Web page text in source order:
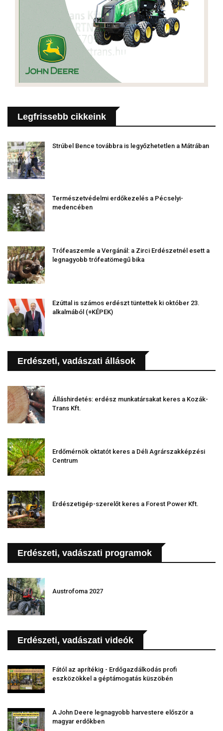
Legfrissebb cikkeink
Strúbel Bence továbbra is legyőzhetetlen a Mátrában
Természetvédelmi erdőkezelés a Pécselyi-
medencében
Trófeaszemle a Vergánál: a Zirci Erdészetnél esett a
legnagyobb trófeatömegű bika
Ezúttal is számos erdészt tüntettek ki október 23.
alkalmából (+KÉPEK)
Erdészeti, vadászati állások
Álláshirdetés: erdész munkatársakat keres a Kozák-
Trans Kft.
Erdőmérnök oktatót keres a Déli Agrárszakképzési
Centrum
Erdészetigép-szerelőt keres a Forest Power Kft.
Erdészeti, vadászati programok
Austrofoma 2027
Erdészeti, vadászati videók
Fától az aprítékig - Erdőgazdálkodás profi
eszközökkel a géptámogatás küszöbén
A John Deere legnagyobb harvestere először a
magyar erdőkben